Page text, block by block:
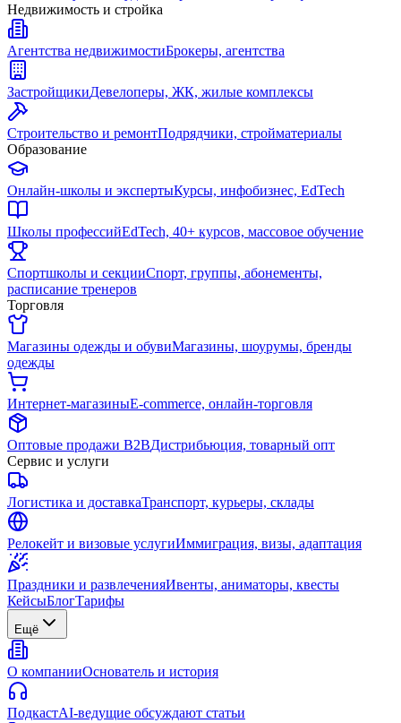
Недвижимость и стройка
Агентства недвижимостиБрокеры, агентства
ЗастройщикиДевелоперы, ЖК, жилые комплексы
Строительство и ремонтПодрядчики, стройматериалы
Образование
Онлайн-школы и экспертыКурсы, инфобизнес, EdTech
Школы профессийEdTech, 40+ курсов, массовое обучение
Спортшколы и секцииСпорт, группы, абонементы,
расписание тренеров
Торговля
Магазины одежды и обувиМагазины, шоурумы, бренды
одежды
Интернет-магазиныE-commerce, онлайн-торговля
Оптовые продажи B2BДистрибьюция, товарный опт
Сервис и услуги
Логистика и доставкаТранспорт, курьеры, склады
Релокейт и визовые услугиИммиграция, визы, адаптация
Праздники и развлеченияИвенты, аниматоры, квесты
КейсыБлогТарифы
Ещё
О компанииОснователь и история
ПодкастAI-ведущие обсуждают статьи